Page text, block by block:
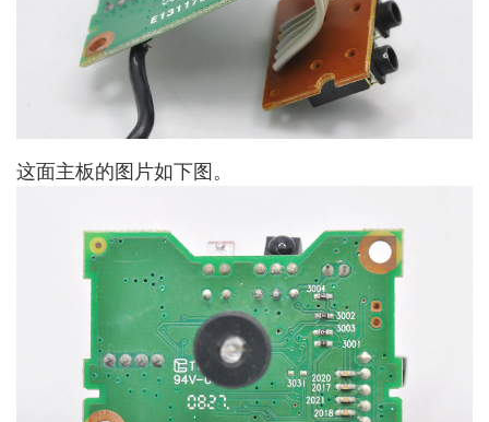
这面主板的图片如下图。